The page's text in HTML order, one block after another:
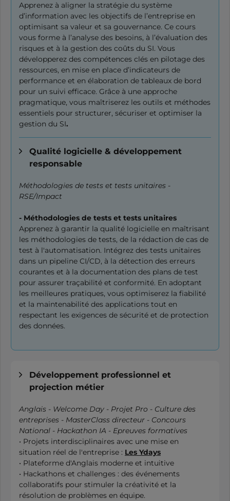
Apprenez à aligner la stratégie du système
d’information avec les objectifs de l’entreprise en
optimisant sa valeur et sa gouvernance. Ce cours
vous forme à l’analyse des besoins, à l’évaluation des
risques et à la gestion des coûts du SI. Vous
développerez des compétences clés en pilotage des
ressources, en mise en place d’indicateurs de
performance et en élaboration de tableaux de bord
pour un suivi efficace. Grâce à une approche
pragmatique, vous maîtriserez les outils et méthodes
essentiels pour structurer, sécuriser et optimiser la
gestion du SI.
Qualité logicielle & développement
responsable
Méthodologies de tests et tests unitaires -
RSE/Impact
- Méthodologies de tests et tests unitaires
Apprenez à garantir la qualité logicielle en maîtrisant
les méthodologies de tests, de la rédaction de cas de
test à l'automatisation. Intégrez des tests unitaires
dans un pipeline CI/CD, à la détection des erreurs
courantes et à la documentation des plans de test
pour assurer traçabilité et conformité. En adoptant
les meilleures pratiques, vous optimiserez la fiabilité
et la maintenabilité des applications tout en
respectant les exigences de sécurité et de protection
des données.
Développement professionnel et
projection métier
Anglais - Welcome Day - Projet Pro - Culture des
entreprises - MasterClass directeur - Concours
National - Hackathon IA - Epreuves formatives
• Projets interdisciplinaires avec une mise en
situation réel de l'entreprise : Les Ydays
• Plateforme d'Anglais moderne et intuitive
• Hackathons et challenges : des événements
collaboratifs pour stimuler la créativité et la
résolution de problèmes en équipe.